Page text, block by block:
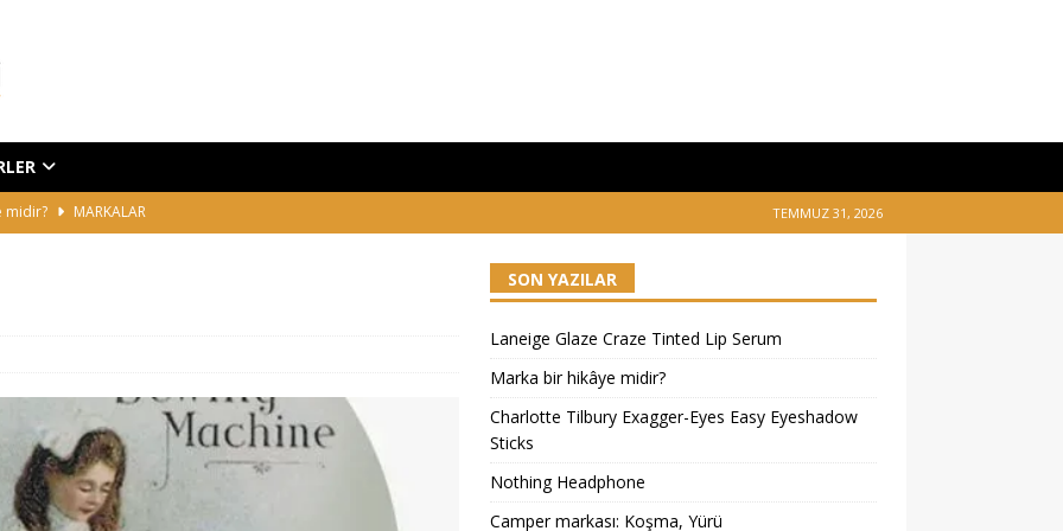
midir?
MARKALAR
TEMMUZ 31, 2026
SON YAZILAR
Laneige Glaze Craze Tinted Lip Serum
Marka bir hikâye midir?
Charlotte Tilbury Exagger-Eyes Easy Eyeshadow
Sticks
Nothing Headphone
Camper markası: Koşma, Yürü